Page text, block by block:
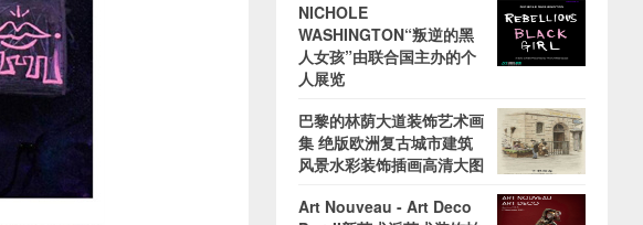
NICHOLE
WASHINGTON“叛逆的黑
人女孩”由联合国主办的个
人展览
巴黎的林荫大道装饰艺术画
集 绝版欧洲复古城市建筑
风景水彩装饰插画高清大图
Art Nouveau - Art Deco